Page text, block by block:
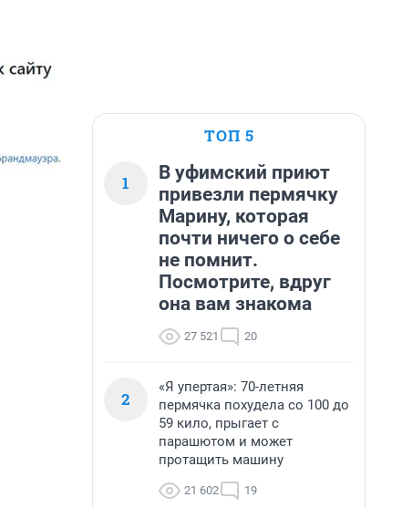
ТОП 5
1
В уфимский приют
привезли пермячку
Марину, которая
почти ничего о себе
не помнит.
Посмотрите, вдруг
она вам знакома
27 521 20
2
«Я упертая»: 70-летняя
пермячка похудела со 100 до
59 кило, прыгает с
парашютом и может
протащить машину
21 602 19